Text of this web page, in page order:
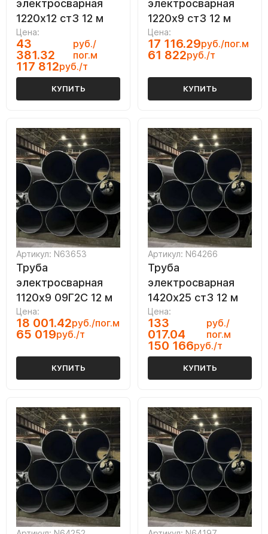
электросварная
1220х12 ст3 12 м
Цена:
43
381.32
руб./
пог.м
117 812руб./т
КУПИТЬ
электросварная
1220х9 ст3 12 м
Цена:
17 116.29руб./пог.м
61 822руб./т
КУПИТЬ
Артикул: N63653
Труба
электросварная
1120х9 09Г2С 12 м
Цена:
18 001.42руб./пог.м
65 019руб./т
КУПИТЬ
Артикул: N64266
Труба
электросварная
1420х25 ст3 12 м
Цена:
133
017.04
руб./
пог.м
150 166руб./т
КУПИТЬ